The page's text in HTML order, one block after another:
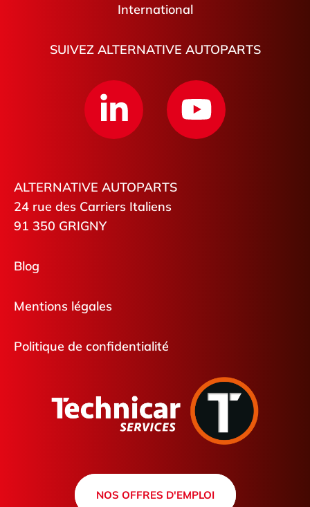
International
SUIVEZ ALTERNATIVE AUTOPARTS
ALTERNATIVE AUTOPARTS
24 rue des Carriers Italiens
91 350 GRIGNY
Blog
Mentions légales
Politique de confidentialité
NOS OFFRES D'EMPLOI